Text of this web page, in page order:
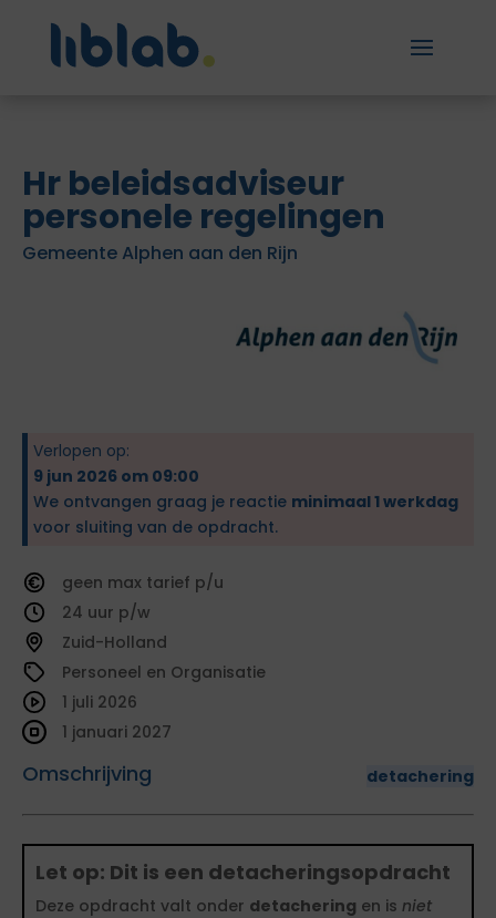
Hr beleidsadviseur
personele regelingen
Gemeente Alphen aan den Rijn
Verlopen op:
9 jun 2026 om 09:00
We ontvangen graag je reactie minimaal 1 werkdag
voor sluiting van de opdracht.
geen
tarief
24
Zuid-Holland
Personeel en Organisatie
Omschrijving detachering
1 juli 2026
1 januari 2027
Let op: Dit is een detacheringsopdracht
Deze opdracht valt onder detachering en is niet